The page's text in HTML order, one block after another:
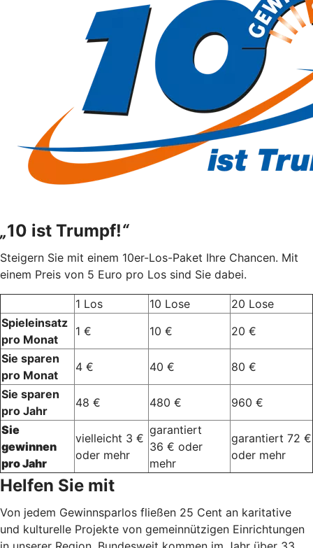
„10 ist Trumpf!“
Steigern Sie mit einem 10er-Los-Paket Ihre Chancen. Mit
einem Preis von 5 Euro pro Los sind Sie dabei.
1 Los 10 Lose
20 Lose
Spieleinsatz
pro Monat
1 € 10 €
20 €
Sie sparen
pro Monat
4 € 40 €
80 €
Sie sparen
pro Jahr
48 € 480 €
960 €
Sie
gewinnen
pro Jahr
vielleicht 3 €
oder mehr
garantiert
36 € oder
mehr
garantiert 72 €
oder mehr
Helfen Sie mit
Von jedem Gewinnsparlos fließen 25 Cent an karitative
und kulturelle Projekte von gemeinnützigen Einrichtungen